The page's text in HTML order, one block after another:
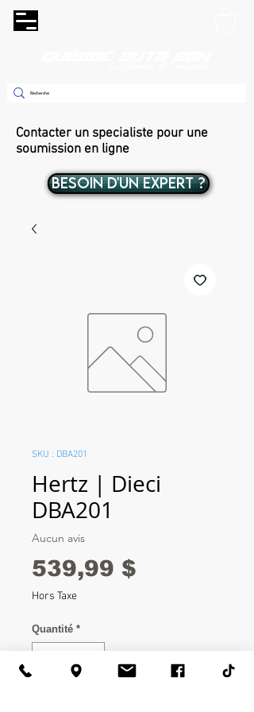
Contacter un specialiste pour une
soumission en ligne
BESOIN D'UN EXPERT ?
SKU : DBA201
Hertz | Dieci
DBA201
Aucun avis
539,99 $
Hors Taxe
Quantité *